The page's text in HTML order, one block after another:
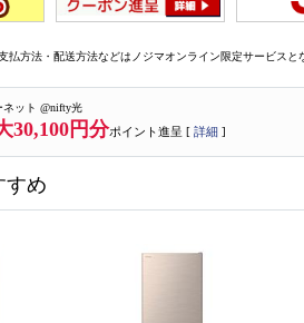
払方法・配送方法などはノジマオンライン限定サービスと
ネット @nifty光
30,100円分ポイント進呈 [ 詳細 ]
すめ